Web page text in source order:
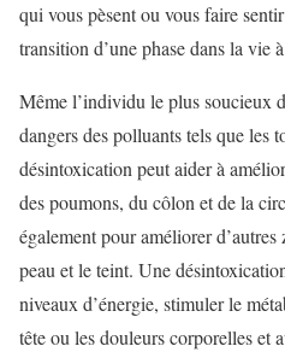
qui vous pèsent ou vous faire
transition d’une phase dans la vie
Même l’individu le plus soucieux
dangers des polluants tels que les
désintoxication peut aider à
des poumons, du côlon et de la
également pour améliorer
peau et le teint. Une
niveaux d’énergie, stimuler le
tête ou les douleurs corporelles et